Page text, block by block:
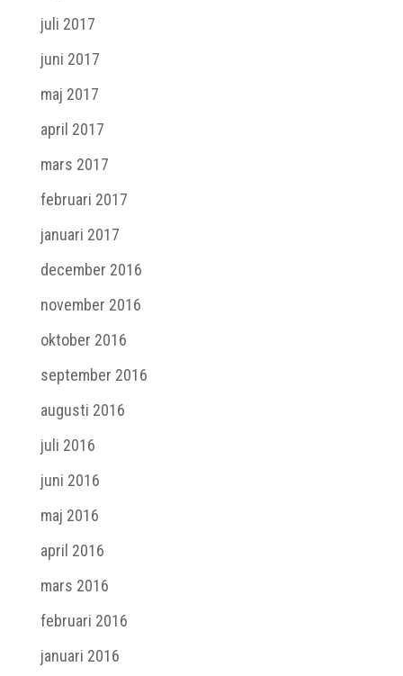
juli 2017
juni 2017
maj 2017
april 2017
mars 2017
februari 2017
januari 2017
december 2016
november 2016
oktober 2016
september 2016
augusti 2016
juli 2016
juni 2016
maj 2016
april 2016
mars 2016
februari 2016
januari 2016